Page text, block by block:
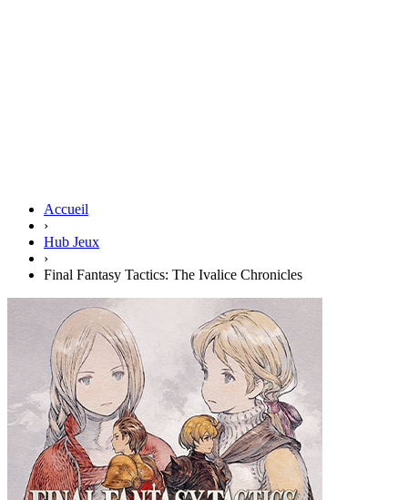
Accueil
›
Hub Jeux
›
Final Fantasy Tactics: The Ivalice Chronicles